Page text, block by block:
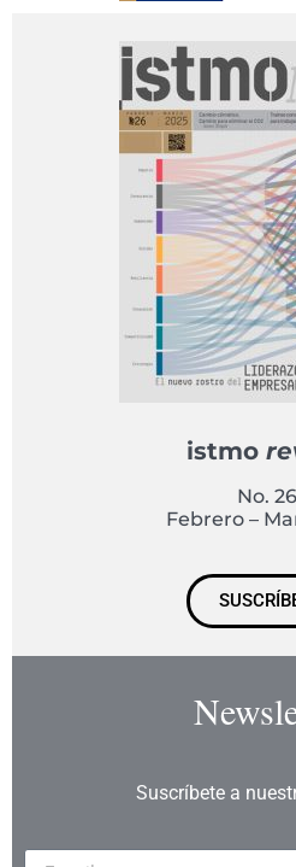
istmo
No. 26
Febrero –
Suscríbete a